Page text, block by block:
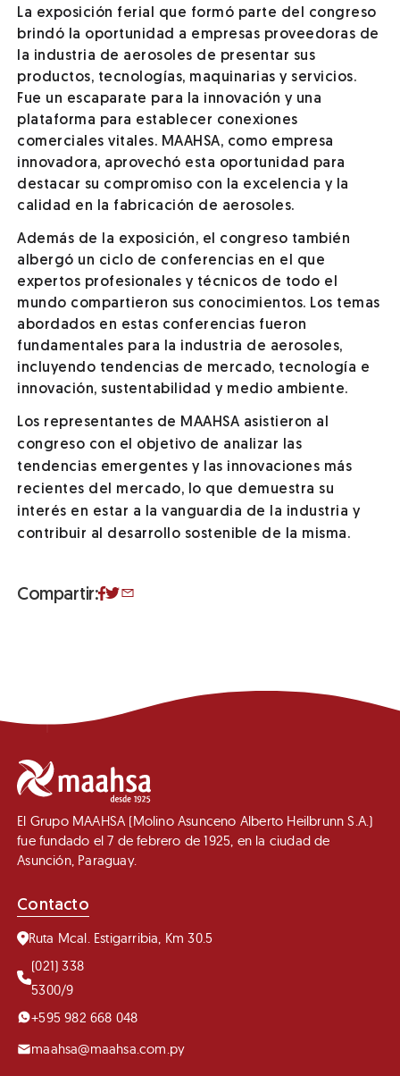
La exposición ferial que formó parte del congreso
brindó la oportunidad a empresas proveedoras de
la industria de aerosoles de presentar sus
productos, tecnologías, maquinarias y servicios.
Fue un escaparate para la innovación y una
plataforma para establecer conexiones
comerciales vitales. MAAHSA, como empresa
innovadora, aprovechó esta oportunidad para
destacar su compromiso con la excelencia y la
calidad en la fabricación de aerosoles.
Además de la exposición, el congreso también
albergó un ciclo de conferencias en el que
expertos profesionales y técnicos de todo el
mundo compartieron sus conocimientos. Los temas
abordados en estas conferencias fueron
fundamentales para la industria de aerosoles,
incluyendo tendencias de mercado, tecnología e
innovación, sustentabilidad y medio ambiente.
Los representantes de MAAHSA asistieron al
congreso con el objetivo de analizar las
tendencias emergentes y las innovaciones más
recientes del mercado, lo que demuestra su
interés en estar a la vanguardia de la industria y
contribuir al desarrollo sostenible de la misma.
Compartir:
El Grupo MAAHSA (Molino Asunceno Alberto Heilbrunn S.A.)
fue fundado el 7 de febrero de 1925, en la ciudad de
Asunción, Paraguay.
Contacto
Ruta Mcal. Estigarribia, Km 30.5
(021) 338
5300/9
+595 982 668 048
maahsa@maahsa.com.py